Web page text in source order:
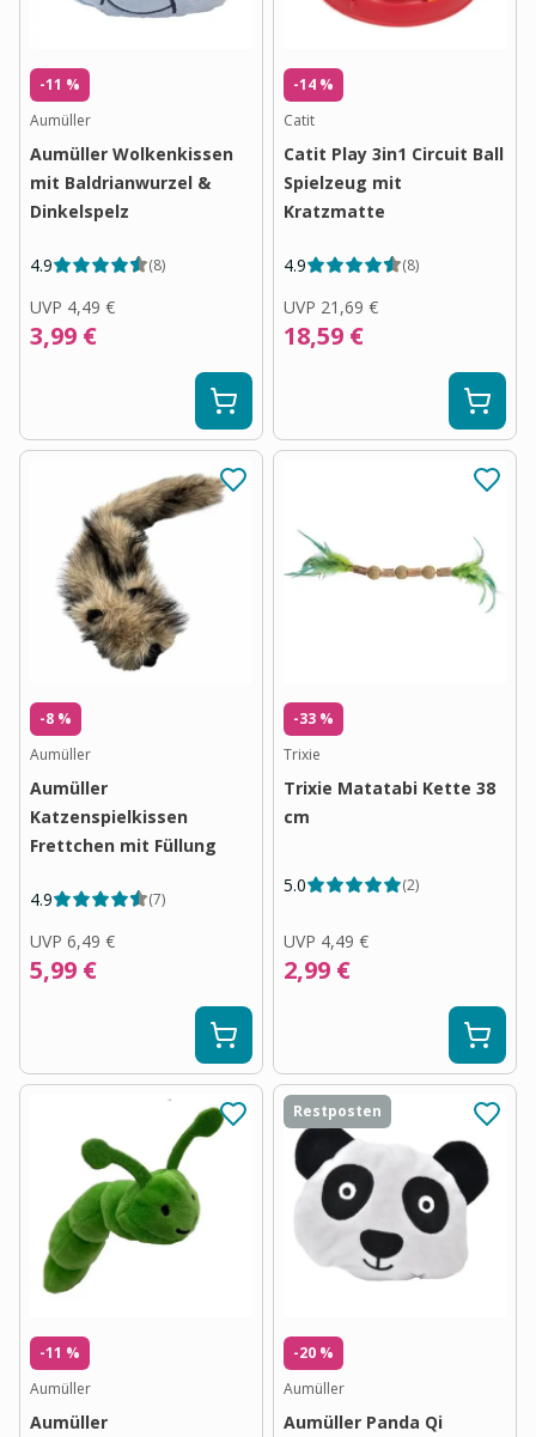
-11 %
Aumüller
Aumüller Wolkenkissen
mit Baldrianwurzel &
Dinkelspelz
4.9 (8)
UVP 4,49 €
3,99 €
-14 %
Catit
Catit Play 3in1 Circuit Ball
Spielzeug mit
Kratzmatte
4.9 (8)
UVP 21,69 €
18,59 €
-8 %
Aumüller
Aumüller
Katzenspielkissen
Frettchen mit Füllung
4.9 (7)
UVP 6,49 €
5,99 €
-33 %
Trixie
Trixie Matatabi Kette 38
cm
5.0 (2)
UVP 4,49 €
2,99 €
-11 %
Aumüller
Aumüller
Restposten
-20 %
Aumüller
Aumüller Panda Qi